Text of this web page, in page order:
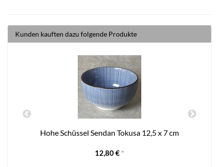
Kunden kauften dazu folgende Produkte
Hohe Schüssel Sendan Tokusa 12,5 x 7 cm
12,80 € *